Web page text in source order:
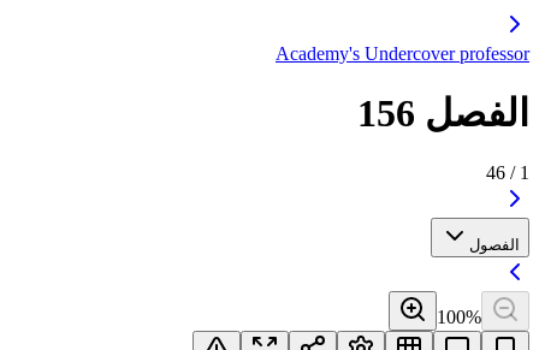
Academy's Undercover professor
الفصل 156
/
46
الفصول
100%